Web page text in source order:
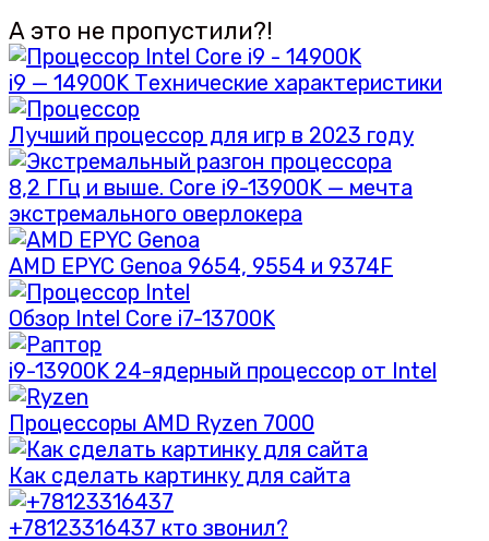
А это не пропустили?!
i9 — 14900K Технические характеристики
Лучший процессор для игр в 2023 году
8,2 ГГц и выше. Core i9-13900K — мечта
экстремального оверлокера
AMD EPYC Genoa 9654, 9554 и 9374F
Обзор Intel Core i7-13700K
i9-13900K 24-ядерный процессор от Intel
Процессоры AMD Ryzen 7000
Как сделать картинку для сайта
+78123316437 кто звонил?